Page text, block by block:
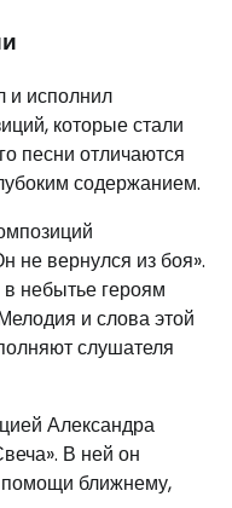
и исполнил
которые стали
песни отличаются
содержанием.
не вернулся из боя».
небытье героям
и слова этой
слушателя
Александра
В ней он
помощи ближнему,